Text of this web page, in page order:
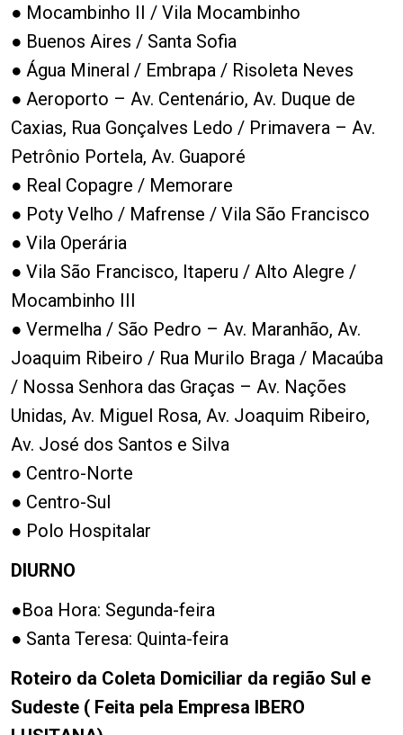
● Mocambinho II / Vila Mocambinho
● Buenos Aires / Santa Sofia
● Água Mineral / Embrapa / Risoleta Neves
● Aeroporto – Av. Centenário, Av. Duque de
Caxias, Rua Gonçalves Ledo / Primavera – Av.
Petrônio Portela, Av. Guaporé
● Real Copagre / Memorare
● Poty Velho / Mafrense / Vila São Francisco
● Vila Operária
● Vila São Francisco, Itaperu / Alto Alegre /
Mocambinho III
● Vermelha / São Pedro – Av. Maranhão, Av.
Joaquim Ribeiro / Rua Murilo Braga / Macaúba
/ Nossa Senhora das Graças – Av. Nações
Unidas, Av. Miguel Rosa, Av. Joaquim Ribeiro,
Av. José dos Santos e Silva
● Centro-Norte
● Centro-Sul
● Polo Hospitalar
DIURNO
●Boa Hora: Segunda-feira
● Santa Teresa: Quinta-feira
Roteiro da Coleta Domiciliar da região Sul e
Sudeste ( Feita pela Empresa IBERO